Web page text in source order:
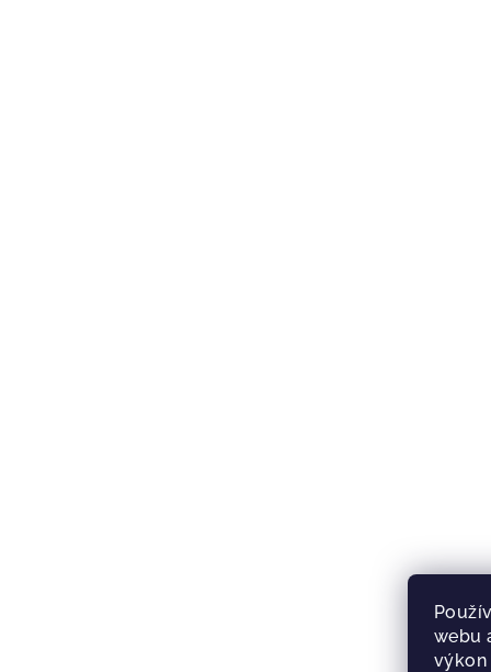
webu
výkon